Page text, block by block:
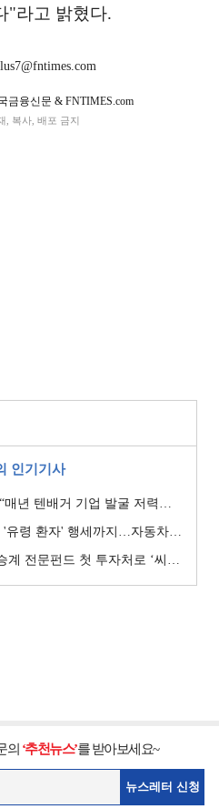
"라고 밝혔다.
금융신문 & FNTIMES.com
, 복사, 배포 금지
인기기사
기업 발굴 저력…올해 ROE 20% 목표”
자동차보험 악용 심각 [경상환자 8주룰 도입 초읽기]
자처로 ‘씨엠디기술단’ 낙점 [캐피탈사 돋보기]
의 ‘추천뉴스’를 받아보세요~
뉴스레터 신청